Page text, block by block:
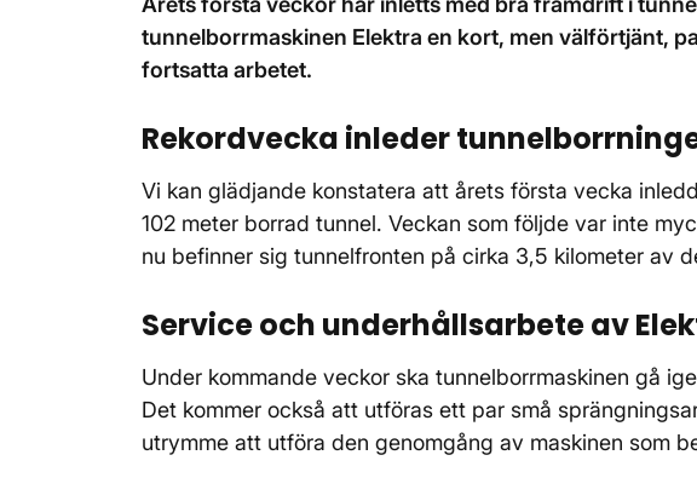
tunnelborrmaskinen Elektra en kort, men välförtjänt,
fortsatta arbetet.
Rekordvecka inleder
Vi kan glädjande konstatera att årets första vecka
102 meter borrad tunnel. Veckan som följde var inte
nu befinner sig tunnelfronten på cirka 3,5 kilometer av
Service och underhållsarbete av
Under kommande veckor ska tunnelborrmaskinen gå
Det kommer också att utföras ett par små
utrymme att utföra den genomgång av maskinen som